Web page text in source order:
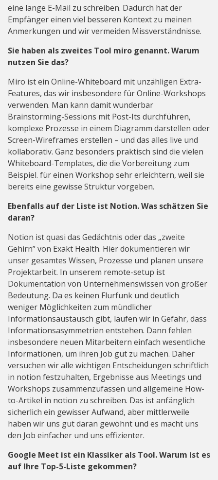
eine lange E-Mail zu schreiben. Dadurch hat der
Empfänger einen viel besseren Kontext zu meinen
Anmerkungen und wir vermeiden Missverständnisse.
Sie haben als zweites Tool miro genannt. Warum
nutzen Sie das?
Miro ist ein Online-Whiteboard mit unzähligen Extra-
Features, das wir insbesondere für Online-Workshops
verwenden. Man kann damit wunderbar
Brainstorming-Sessions mit Post-Its durchführen,
komplexe Prozesse in einem Diagramm darstellen oder
Screen-Wireframes erstellen – und das alles live und
kollaborativ. Ganz besonders praktisch sind die vielen
Whiteboard-Templates, die die Vorbereitung zum
Beispiel. für einen Workshop sehr erleichtern, weil sie
bereits eine gewisse Struktur vorgeben.
Ebenfalls auf der Liste ist Notion. Was schätzen Sie
daran?
Notion ist quasi das Gedächtnis oder das „zweite
Gehirn” von Exakt Health. Hier dokumentieren wir
unser gesamtes Wissen, Prozesse und planen unsere
Projektarbeit. In unserem remote-setup ist
Dokumentation von Unternehmenswissen von großer
Bedeutung. Da es keinen Flurfunk und deutlich
weniger Möglichkeiten zum mündlicher
Informationsaustausch gibt, laufen wir in Gefahr, dass
Informationsasymmetrien entstehen. Dann fehlen
insbesondere neuen Mitarbeitern einfach wesentliche
Informationen, um ihren Job gut zu machen. Daher
versuchen wir alle wichtigen Entscheidungen schriftlich
in notion festzuhalten, Ergebnisse aus Meetings und
Workshops zusammenzufassen und allgemeine How-
to-Artikel in notion zu schreiben. Das ist anfänglich
sicherlich ein gewisser Aufwand, aber mittlerweile
haben wir uns gut daran gewöhnt und es macht uns
den Job einfacher und uns effizienter.
Google Meet ist ein Klassiker als Tool. Warum ist es
auf Ihre Top-5-Liste gekommen?